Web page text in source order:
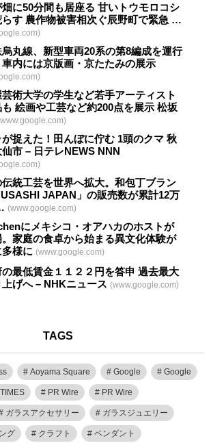
畑に50分間も居座る 甘いトウモロコシ
らす 農作物被害相次ぐ辰野町で緊急 …
丸線、新型車両20系の第8編成を運行
車内には京版画・京たたみの展示
術大学の学生など若手アーティスト
絵画や工芸など約200点を展示 松坂
が捉えた！田んぼに佇む 1頭のクマ 秋
仙市 – 日テレNEWS NNN
伝統工芸を世界へ拡大。和包丁ブラン
JAPAN」の販売数が累計12万
(www.google.com)
にメキシコ・オアハカのホストが
家庭の食卓から始まる異文化体験が
多様に (www.google.com)
最低賃金１１２２円を答申 過去最大
げへ – NHKニュース (www.google.com)
TAGS
Aoyama Square Google Google
PR Wire PR Wire
ガラスアクセサリー ガラスジュエリー
グ クラフト ペンダント